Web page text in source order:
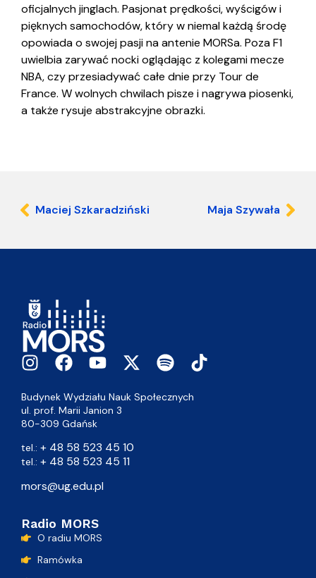
oficjalnych jinglach. Pasjonat prędkości, wyścigów i
pięknych samochodów, który w niemal każdą środę
opowiada o swojej pasji na antenie MORSa. Poza F1
uwielbia zarywać nocki oglądając z kolegami mecze
NBA, czy przesiadywać całe dnie przy Tour de
France. W wolnych chwilach pisze i nagrywa piosenki,
a także rysuje abstrakcyjne obrazki.
Maciej Szkaradziński Maja Szywała
Budynek Wydziału Nauk Społecznych
ul. prof. Marii Janion 3
80-309 Gdańsk
tel.: + 48 58 523 45 10
tel.: + 48 58 523 45 11
mors@ug.edu.pl
Radio MORS
O radiu MORS
Ramówka